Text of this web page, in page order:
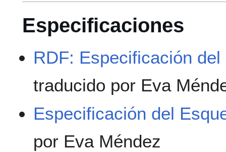
Especificaciones
RDF: Especificación
traducido por Eva
Especificación del
por Eva Méndez